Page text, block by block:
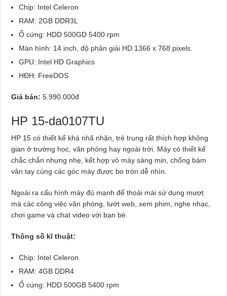
Chip: Intel Celeron
RAM: 2GB DDR3L
Ổ cứng: HDD 500GD 5400 rpm
Màn hình: 14 inch, độ phân giải HD 1366 x 768 pixels.
GPU: Intel HD Graphics
HĐH: FreeDOS
Giá bán: 5.990.000đ
HP 15-da0107TU
HP 15 có thiết kế khá nhã nhặn, trẻ trung rất thích hợp không
gian ở trường học, văn phòng hay ngoài trời. Máy có thiết kế
chắc chắn nhưng nhẹ, kết hợp vỏ máy sáng mịn, chống bám
vân tay cùng các góc máy được bo tròn dễ nhìn.
Ngoài ra cấu hình máy đủ mạnh để thoải mái sử dụng mượt
mà các công việc văn phòng, lướt web, xem phim, nghe nhạc,
chơi game và chat video với bạn bè.
Thông số kĩ thuật:
Chip: Intel Celeron
RAM: 4GB DDR4
Ổ cứng: HDD 500GB 5400 rpm